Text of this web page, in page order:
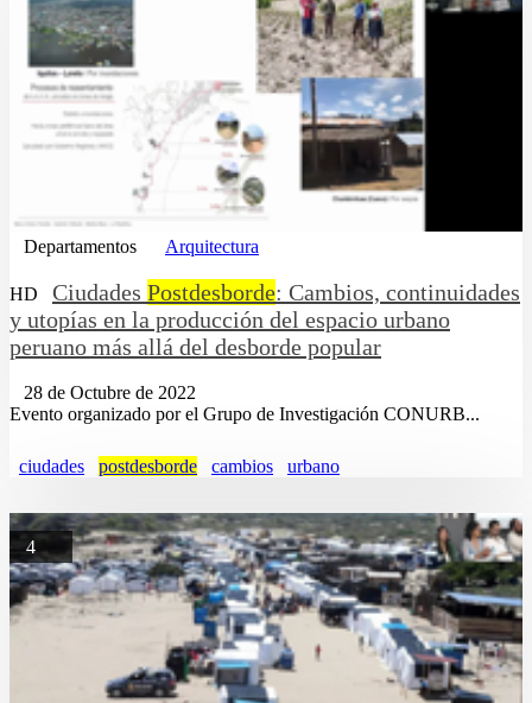
Departamentos Arquitectura
HD Ciudades Postdesborde: Cambios, continuidades
y utopías en la producción del espacio urbano
peruano más allá del desborde popular
28 de Octubre de 2022
Evento organizado por el Grupo de Investigación CONURB...
ciudades postdesborde cambios urbano
4